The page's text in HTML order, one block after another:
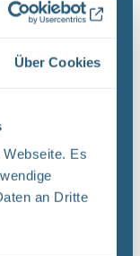
Über Cookies
Es
an Dritte
gefunden.